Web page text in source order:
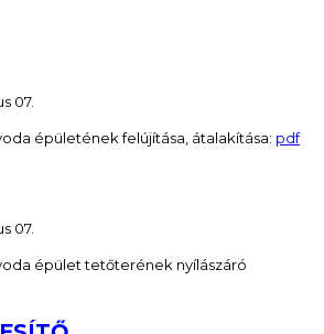
07.
épületének felújítása, átalakítása: pdf
07.
épület tetőterének nyílászáró